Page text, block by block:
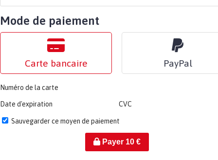
Mode de paiement
Carte bancaire PayPal
Numéro de la carte
Date d'expiration CVC
Sauvegarder ce moyen de paiement
Payer 10€